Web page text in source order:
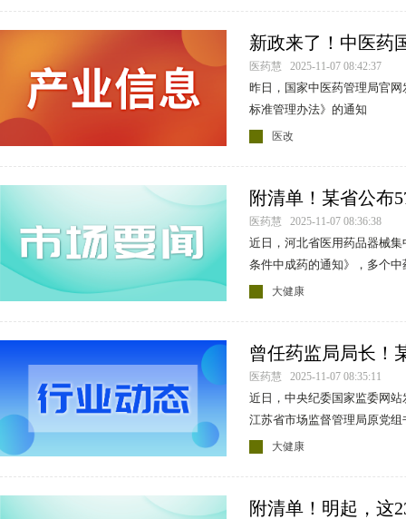
新政来了！中医药
法发布
医药慧 2025-11-07 08:42:37
昨日，国家中医药管理局官
标准管理办法》的通知
医改
附清单！某省公布
医药慧 2025-11-07 08:36:38
近日，河北省医用药品器械
条件中成药的通知》，多个
则。 大健康
曾任药监局局长！
医药慧 2025-11-07 08:35:11
近日，中央纪委国家监委网
江苏省市场监督管理局原党
目前正接受江苏省纪委监委
大健康
附清单！明起，这